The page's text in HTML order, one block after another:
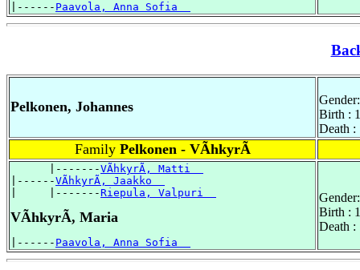
|------ Paavola, Anna Sofia
Pelkonen, Johannes
Birth :
Death :
Family Pelkonen - VÃhkyrÃ
      |-------
VÃhkyrÃ, Matti
|------VÃhkyrÃ, Jaakko
|     |-------Riepula, Valpuri
VÃhkyrÃ, Maria
|------ Paavola, Anna Sofia
Birth :
Death :